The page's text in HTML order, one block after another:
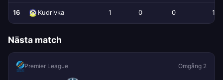
16 Kudrivka 1 0 0 1
Nästa match
Premier League Omgång 2